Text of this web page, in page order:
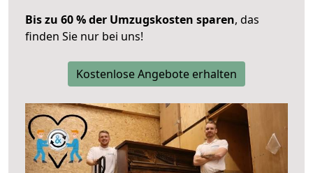
Bis zu 60 % der Umzugskosten sparen, das
finden Sie nur bei uns!
Kostenlose Angebote erhalten